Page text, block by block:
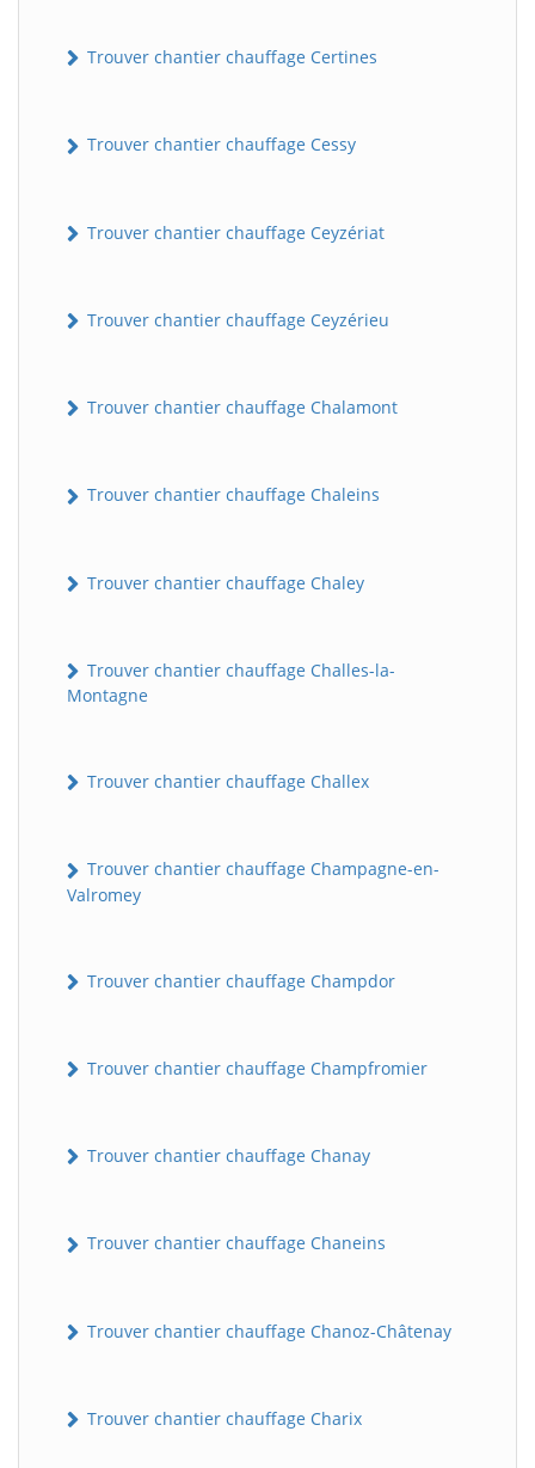
Trouver chantier chauffage Certines
Trouver chantier chauffage Cessy
Trouver chantier chauffage Ceyzériat
Trouver chantier chauffage Ceyzérieu
Trouver chantier chauffage Chalamont
Trouver chantier chauffage Chaleins
Trouver chantier chauffage Chaley
Trouver chantier chauffage Challes-la-
Montagne
Trouver chantier chauffage Challex
Trouver chantier chauffage Champagne-en-
Valromey
Trouver chantier chauffage Champdor
Trouver chantier chauffage Champfromier
Trouver chantier chauffage Chanay
Trouver chantier chauffage Chaneins
Trouver chantier chauffage Chanoz-Châtenay
Trouver chantier chauffage Charix